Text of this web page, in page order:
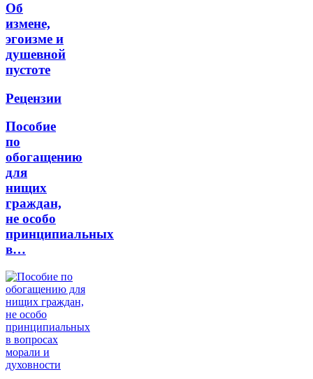
Об
измене,
эгоизме и
душевной
пустоте
Рецензии
Пособие
по
обогащению
для
нищих
граждан,
не особо
принципиальных
в…